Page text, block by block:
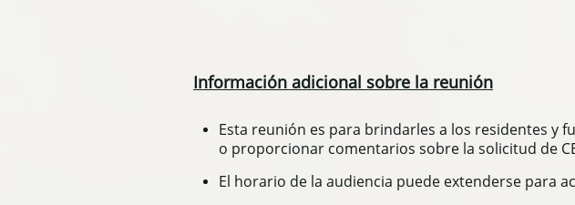
Información adicional sobre la reunión
Esta reunión es para brindarles a los residentes y
o proporcionar comentarios sobre la solicitud de
El horario de la audiencia puede extenderse para